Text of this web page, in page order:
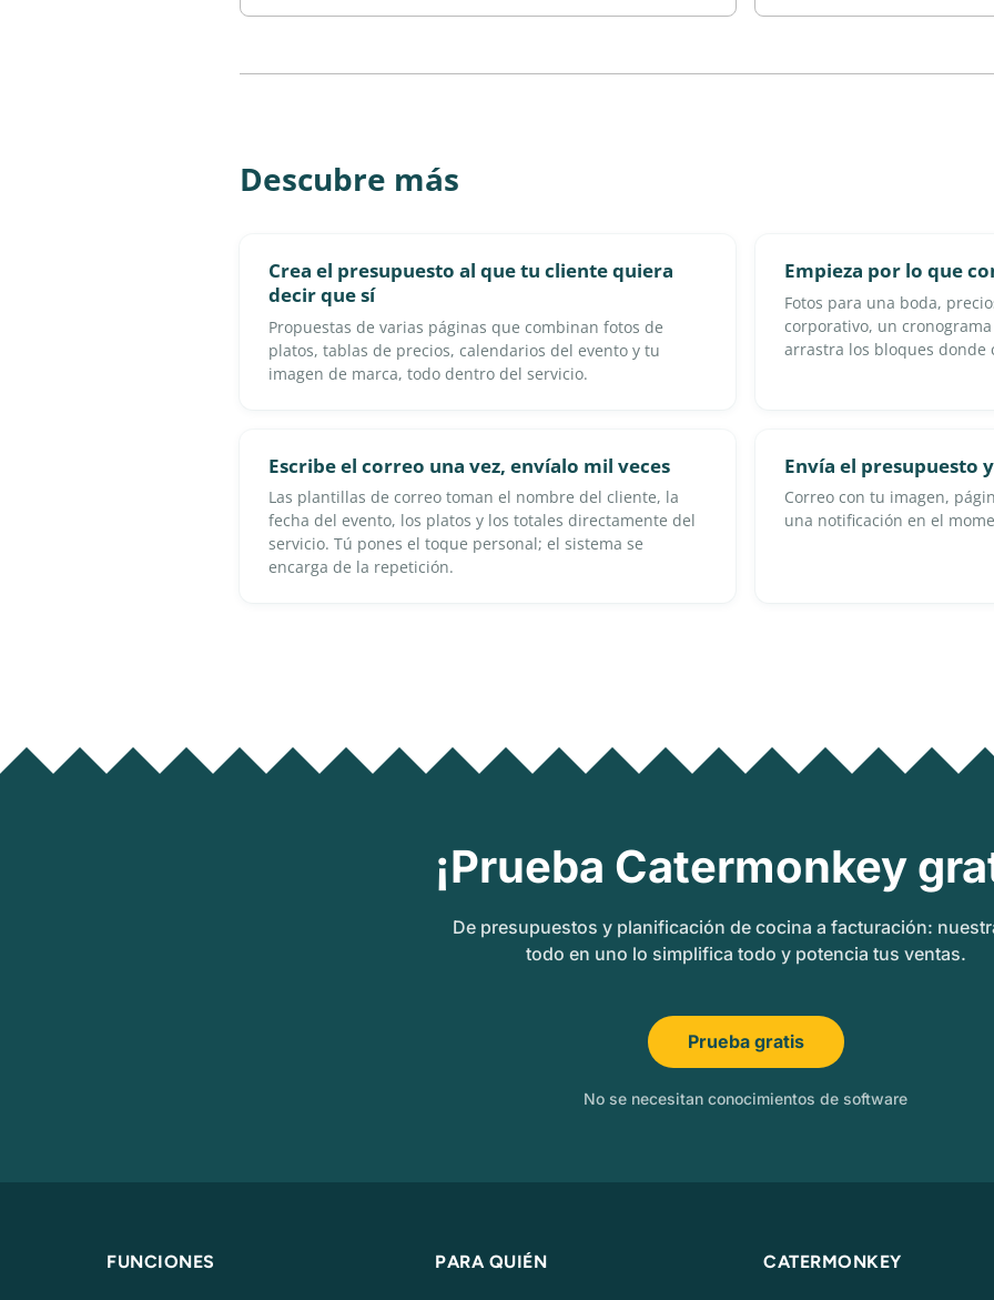
Descubre más
Crea el presupuesto al que tu cliente quiera
decir que sí
Propuestas de varias páginas que combinan fotos de
platos, tablas de precios, calendarios del evento y tu
imagen de marca, todo dentro del servicio.
Empieza por lo que
Fotos para una boda,
corporativo, un
arrastra los bloques donde
Escribe el correo una vez, envíalo mil veces
Las plantillas de correo toman el nombre del cliente, la
fecha del evento, los platos y los totales directamente del
servicio. Tú pones el toque personal; el sistema se
encarga de la repetición.
Envía el presupuesto
Correo con tu imagen,
una notificación en el
¡Prueba Catermonkey
De presupuestos y planificación de cocina a facturación:
todo en uno lo simplifica todo y potencia tus ventas.
Prueba gratis
No se necesitan conocimientos de software
FUNCIONES PARA QUIÉN CATERMONKEY